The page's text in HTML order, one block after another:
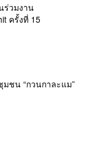
ร่วมงาน
ครั้งที่ 15
ชน “กวนกาละแม”